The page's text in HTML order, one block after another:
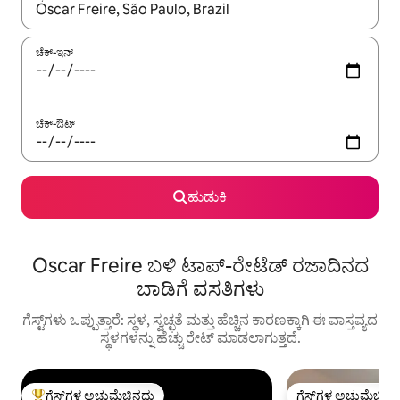
ಫಲಿತಾಂಶಗಳು ಲಭ್ಯವಿರುವಾಗ, ಅಪ್ ಮತ್ತು ಡೌನ್ ಬಾಣದ ಕೀಲಿಗಳೊಂದಿಗೆ
ಚೆಕ್-ಇನ್
ಚೆಕ್-ಔಟ್
ಹುಡುಕಿ
Oscar Freire ಬಳಿ ಟಾಪ್-ರೇಟೆಡ್ ರಜಾದಿನದ
ಬಾಡಿಗೆ ವಸತಿಗಳು
ಗೆಸ್ಟ್‌ಗಳು ಒಪ್ಪುತ್ತಾರೆ: ಸ್ಥಳ, ಸ್ವಚ್ಛತೆ ಮತ್ತು ಹೆಚ್ಚಿನ ಕಾರಣಕ್ಕಾಗಿ ಈ ವಾಸ್ತವ್ಯದ
ಸ್ಥಳಗಳನ್ನು ಹೆಚ್ಚು ರೇಟ್ ಮಾಡಲಾಗುತ್ತದೆ.
ಗೆಸ್ಟ್‌ಗಳ ಅಚ್ಚುಮೆಚ್ಚಿನದು ಗೆಸ್ಟ್‌ಗಳ